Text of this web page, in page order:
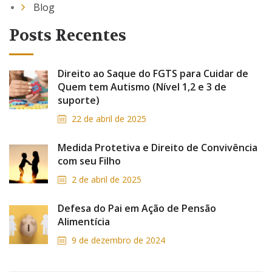
Blog
Posts Recentes
Direito ao Saque do FGTS para Cuidar de
Quem tem Autismo (Nível 1,2 e 3 de
suporte)
22 de abril de 2025
Medida Protetiva e Direito de Convivência
com seu Filho
2 de abril de 2025
Defesa do Pai em Ação de Pensão
Alimentícia
9 de dezembro de 2024